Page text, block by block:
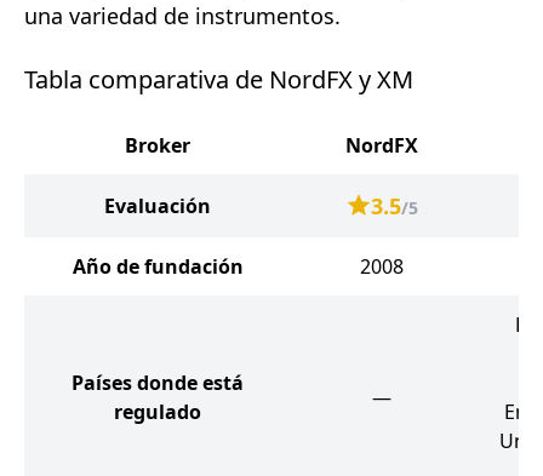
una variedad de instrumentos.
Tabla comparativa de NordFX y XM
Broker NordFX
Evaluación 3.5/5
Año de fundación 2008
Países donde está
regulado
—